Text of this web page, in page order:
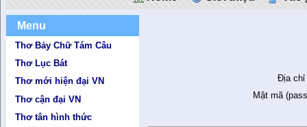
Menu
Thơ Bảy Chữ Tám Câu
Thơ Lục Bát
Thơ mới hiện đại VN
Thơ cận đại VN
Thơ tân hình thức
Địa chỉ
Mật mã